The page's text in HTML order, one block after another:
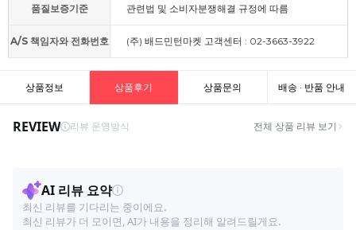
품질보증기준 관련법 및 소비자분쟁해결 규정에 따름
A/S 책임자와 전화번호 (주) 배드민턴마켓 고객센터 : 02-3663-3922
상품정보 상품후기 상품문의 배송 · 반품 안내